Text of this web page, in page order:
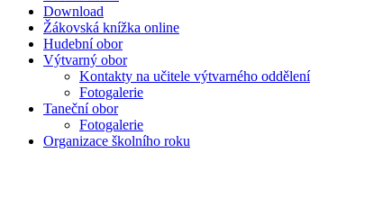
Download
Žákovská knížka online
Hudební obor
Výtvarný obor
Kontakty na učitele výtvarného oddělení
Fotogalerie
Taneční obor
Fotogalerie
Organizace školního roku